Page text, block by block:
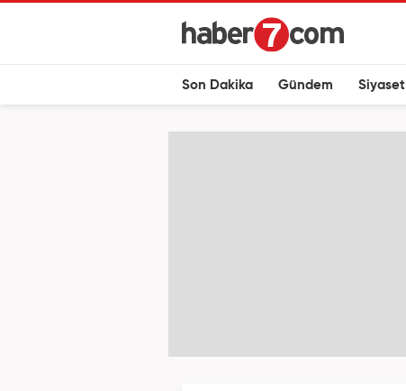
Son Dakika Gündem Siyaset